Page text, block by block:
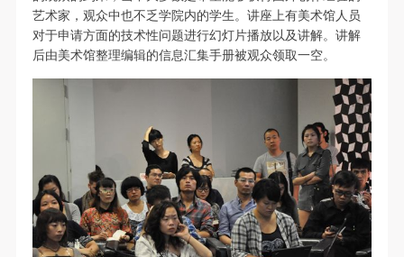
艺术家，观众中也不乏学院内的学生。讲座上有美术馆人员
对于申请方面的技术性问题进行幻灯片播放以及讲解。讲解
后由美术馆整理编辑的信息汇集手册被观众领取一空。
的人身安全不负有民事及相关连带责任。
第五条
参加活动者在此次活动期间应主动遵守美术馆活动秩
序、维护美术馆场地及展示、展览、馆藏艺术作品及
衍生品的安全。活动中一旦因个人原因造成美术馆场
地、空间、艺术品、衍生品等受到不同程度的损失、
破坏。活动中任何非事故当事人及美术馆将不承担相
应的责任与损失，应由参与活动者根据相应的法律条
文、组织规定进行协商和赔偿。并追究相应的法律责
任和经济责任。
的人身安全不负有民事及相关连带责任。
第五条
参加活动者在此次活动期间应主动遵守美术馆活动秩
序、维护美术馆场地及展示、展览、馆藏艺术作品及
衍生品的安全。活动中一旦因个人原因造成美术馆场
地、空间、艺术品、衍生品等受到不同程度的损失、
破坏。活动中任何非事故当事人及美术馆将不承担相
应的责任与损失，应由参与活动者根据相应的法律条
文、组织规定进行协商和赔偿。并追究相应的法律责
任和经济责任。
的人身安全不负有民事及相关连带责任。
第五条
参加活动者在此次活动期间应主动遵守美术馆活动秩
序、维护美术馆场地及展示、展览、馆藏艺术作品及
衍生品的安全。活动中一旦因个人原因造成美术馆场
地、空间、艺术品、衍生品等受到不同程度的损失、
破坏。活动中任何非事故当事人及美术馆将不承担相
应的责任与损失，应由参与活动者根据相应的法律条
文、组织规定进行协商和赔偿。并追究相应的法律责
任和经济责任。
快捷登录 帐号密码登录
发送验证码
验证码
登录